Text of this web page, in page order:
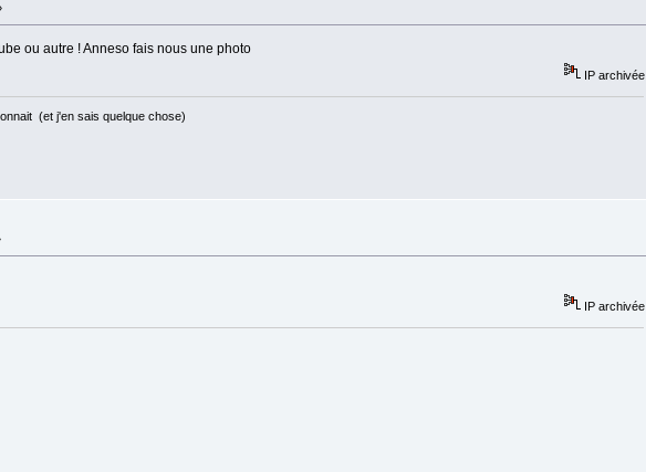
ou autre ! Anneso fais nous une photo
IP archivée
(et j'en sais quelque chose)
IP archivée